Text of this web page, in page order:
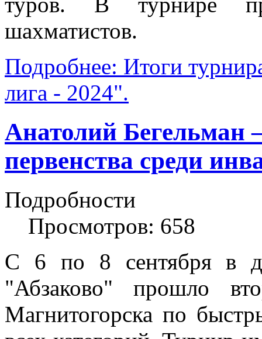
шахматистов.
Подробнее: Итоги
лига - 2024".
Анатолий Бегельман
первенства среди
Подробности
Просмотров: 658
С 6 по 8 сентября в
"Абзаково" прошло
Магнитогорска по